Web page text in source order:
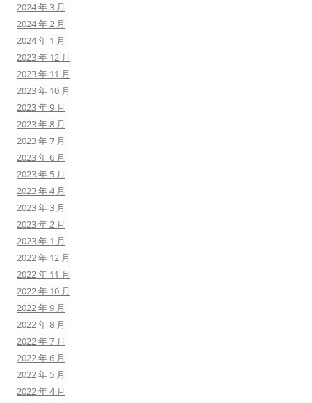
2024 年 3 月
2024 年 2 月
2024 年 1 月
2023 年 12 月
2023 年 11 月
2023 年 10 月
2023 年 9 月
2023 年 8 月
2023 年 7 月
2023 年 6 月
2023 年 5 月
2023 年 4 月
2023 年 3 月
2023 年 2 月
2023 年 1 月
2022 年 12 月
2022 年 11 月
2022 年 10 月
2022 年 9 月
2022 年 8 月
2022 年 7 月
2022 年 6 月
2022 年 5 月
2022 年 4 月